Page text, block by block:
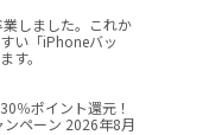
しました。これか
い「iPhoneバッ
す。
％ポイント還元！
ンペーン 2026年8月